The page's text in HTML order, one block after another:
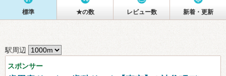
標準 ★の数 レビュー数 新着・更新
駅周辺